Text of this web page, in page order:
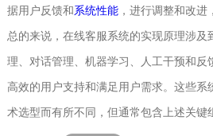
据用户反馈和 系统性能，进行调整和改进
总的来说，在线客服系统的实现原理涉及
理、对话管理、机器学习、人工干预和反
高效的用户支持和满足用户需求。这些系
术选型而有所不同，但通常包含上述关键